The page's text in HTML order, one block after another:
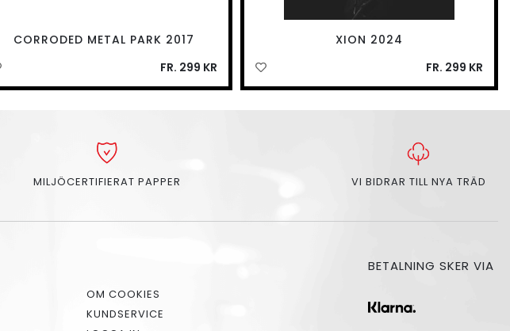
CORRODED METAL PARK 2017
FR. 299 KR
XION 2024
FR. 299 KR
MILJÖCERTIFIERAT PAPPER VI BIDRAR TILL NYA TRÄD
OM COOKIES
KUNDSERVICE
BETALNING SKER VIA